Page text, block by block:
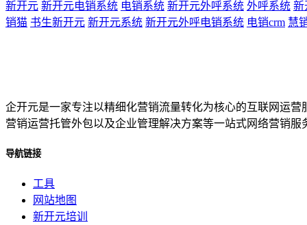
新开元 新开元电销系统 电销系统 新开元外呼系统 外呼系统 新
销猫 书生新开元 新开元系统 新开元外呼电销系统 电销crm 慧
企开元是一家专注以精细化营销流量转化为核心的互联网运
营销运营托管外包以及企业管理解决方案等一站式网络营销服
导航链接
工具
网站地图
新开元培训